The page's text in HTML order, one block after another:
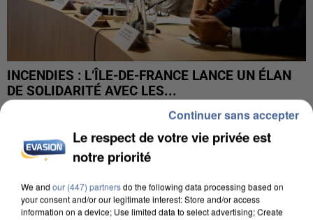
INCENDIES : L’ÎLE-DE-FRANCE LANCE UN ÉLAN
DE SOLIDARITÉ AVEC LES...
Le respect de votre vie privée est
notre priorité
We and our (447) partnersdo the following data processing based on
your consent and/or our legitimate interest: Store and/or access
information on a device; Use limited data to select advertising; Create
Continuer sans accepter